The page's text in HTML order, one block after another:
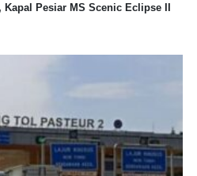
Pesiar MS Scenic Eclipse II